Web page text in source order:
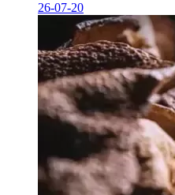
26-07-20